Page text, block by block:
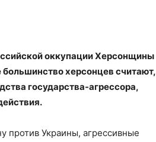
оккупации Херсонщины
херсонцев считают,
государства-агрессора,
против Украины, агрессивные